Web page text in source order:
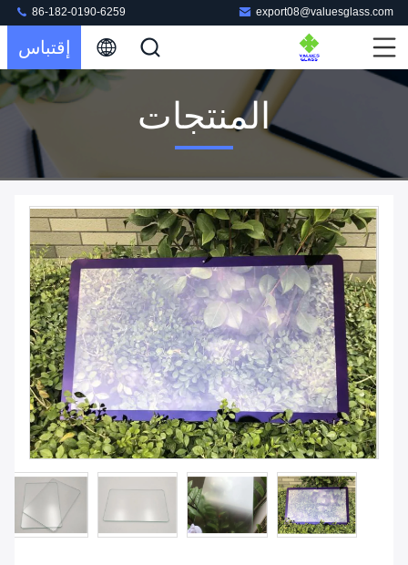
export08@valuesglass.com
86-182-0190-6259
إقتباس
المنتجات